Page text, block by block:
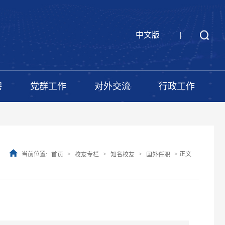
中文版 |
党群工作 对外交流 行政工作
当前位置: 首页 > 校友专栏 > 知名校友 > 国外任职 > 正文